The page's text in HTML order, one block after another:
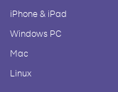
iPhone & iPad
Windows PC
Mac
Linux